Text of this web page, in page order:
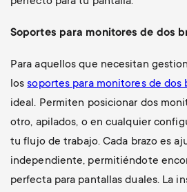
Soportes para monitores de dos
Para aquellos que necesitan
lossoportes para monitores de dos
ideal. Permiten posicionar dos
otro, apilados, o en cualquier
tu flujo de trabajo. Cada brazo es
independiente, permitiéndote
perfecta para pantallas duales. La